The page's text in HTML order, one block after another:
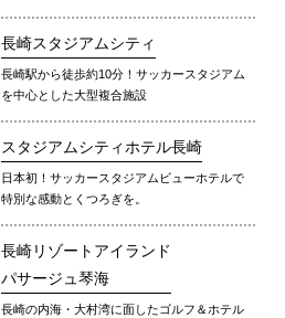
長崎スタジアムシティ
長崎駅から徒歩約10分！サッカースタジアム
を中心とした大型複合施設
スタジアムシティホテル長崎
日本初！サッカースタジアムビューホテルで
特別な感動とくつろぎを。
長崎リゾートアイランド
パサージュ琴海
長崎の内海・大村湾に面したゴルフ＆ホテル